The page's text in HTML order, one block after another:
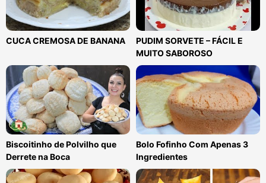
CUCA CREMOSA DE BANANA
PUDIM SORVETE – FÁCIL E
MUITO SABOROSO
Biscoitinho de Polvilho que
Derrete na Boca
Bolo Fofinho Com Apenas 3
Ingredientes